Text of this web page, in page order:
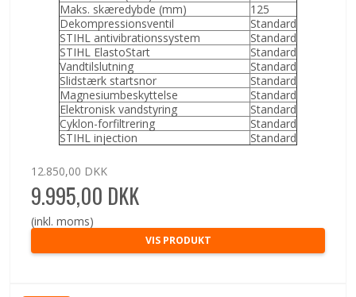
Maks. skæredybde (mm)
125
Dekompressionsventil
Standard
STIHL antivibrationssystem
Standard
STIHL ElastoStart
Standard
Vandtilslutning
Standard
Slidstærk startsnor
Standard
Magnesiumbeskyttelse
Standard
Elektronisk vandstyring
Standard
Cyklon-forfiltrering
Standard
STIHL injection
Standard
12.850,00 DKK
9.995,00 DKK
(inkl. moms)
VIS PRODUKT